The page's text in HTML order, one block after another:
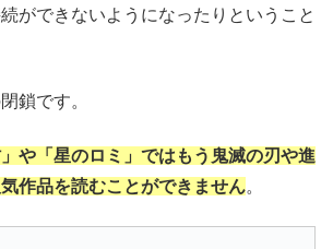
ができないようになったりということ
鎖です。
」や「星のロミ」ではもう鬼滅の刃や進
作品を読むことができません。